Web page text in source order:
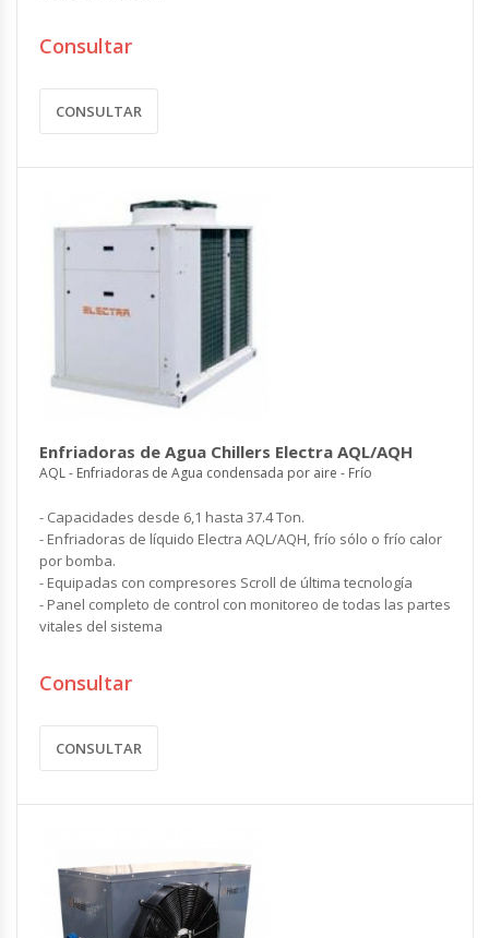
Consultar
CONSULTAR
Enfriadoras de Agua Chillers Electra AQL/AQH
AQL - Enfriadoras de Agua condensada por aire - Frío
- Capacidades desde 6,1 hasta 37.4 Ton.
- Enfriadoras de líquido Electra AQL/AQH, frío sólo o frío calor
por bomba.
- Equipadas con compresores Scroll de última tecnología
- Panel completo de control con monitoreo de todas las partes
vitales del sistema
Consultar
CONSULTAR